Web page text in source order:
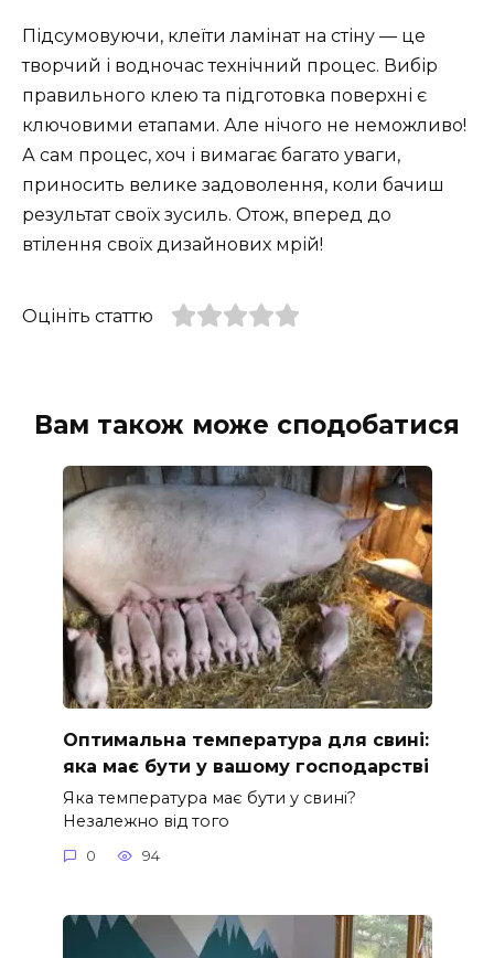
Підсумовуючи, клеїти ламінат на стіну — це
творчий і водночас технічний процес. Вибір
правильного клею та підготовка поверхні є
ключовими етапами. Але нічого не неможливо!
А сам процес, хоч і вимагає багато уваги,
приносить велике задоволення, коли бачиш
результат своїх зусиль. Отож, вперед до
втілення своїх дизайнових мрій!
Оцініть статтю
Вам також може сподобатися
Оптимальна температура для свині:
яка має бути у вашому господарстві
Яка температура має бути у свині?
Незалежно від того
0 94